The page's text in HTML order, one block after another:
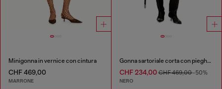
Minigonna in vernice con cintura
CHF 469,00
MARRONE
Gonna sartoriale corta con pieghe coated
CHF 234,00CHF 469,00-50%
NERO